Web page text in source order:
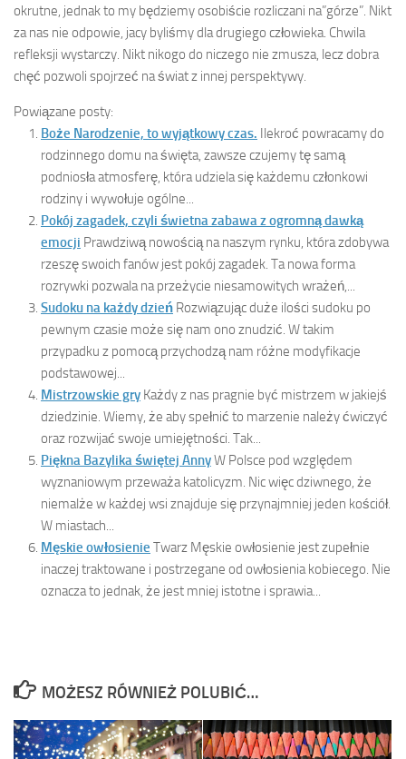
okrutne, jednak to my będziemy osobiście rozliczani na”górze”. Nikt
za nas nie odpowie, jacy byliśmy dla drugiego człowieka. Chwila
refleksji wystarczy. Nikt nikogo do niczego nie zmusza, lecz dobra
chęć pozwoli spojrzeć na świat z innej perspektywy.
Powiązane posty:
Boże Narodzenie, to wyjątkowy czas. Ilekroć powracamy do
rodzinnego domu na święta, zawsze czujemy tę samą
podniosła atmosferę, która udziela się każdemu członkowi
rodziny i wywołuje ogólne...
Pokój zagadek, czyli świetna zabawa z ogromną dawką
emocji Prawdziwą nowością na naszym rynku, która zdobywa
rzeszę swoich fanów jest pokój zagadek. Ta nowa forma
rozrywki pozwala na przeżycie niesamowitych wrażeń,...
Sudoku na każdy dzień Rozwiązując duże ilości sudoku po
pewnym czasie może się nam ono znudzić. W takim
przypadku z pomocą przychodzą nam różne modyfikacje
podstawowej...
Mistrzowskie gry Każdy z nas pragnie być mistrzem w jakiejś
dziedzinie. Wiemy, że aby spełnić to marzenie należy ćwiczyć
oraz rozwijać swoje umiejętności. Tak...
Piękna Bazylika świętej AnnyW Polsce pod względem
wyznaniowym przeważa katolicyzm. Nic więc dziwnego, że
niemalże w każdej wsi znajduje się przynajmniej jeden kościół.
W miastach...
Męskie owłosienie Twarz Męskie owłosienie jest zupełnie
inaczej traktowane i postrzegane od owłosienia kobiecego. Nie
oznacza to jednak, że jest mniej istotne i sprawia...
MOŻESZ RÓWNIEŻ POLUBIĆ…